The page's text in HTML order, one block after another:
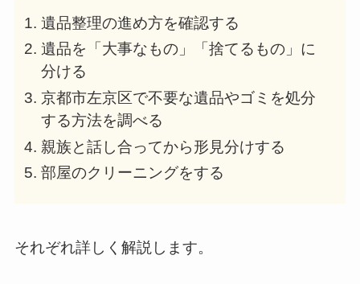
遺品整理の進め方を確認する
遺品を「大事なもの」「捨てるもの」に
分ける
京都市左京区で不要な遺品やゴミを処分
する方法を調べる
親族と話し合ってから形見分けする
部屋のクリーニングをする
それぞれ詳しく解説します。